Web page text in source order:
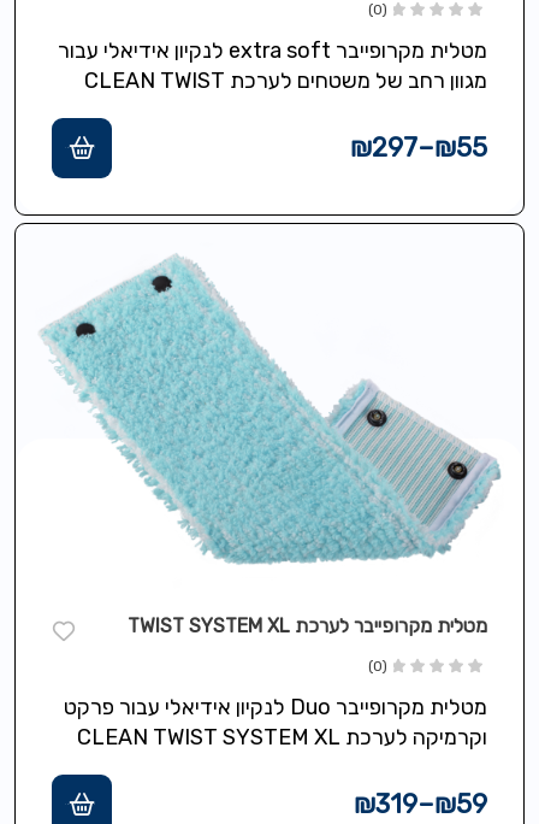
(0)
מטלית מקרופייבר extra soft לנקיון אידיאלי עבור
מגוון רחב של משטחים לערכת CLEAN TWIST
₪55
–
₪297
מטלית מקרופייבר לערכת TWIST SYSTEM XL
(0)
מטלית מקרופייבר Duo לנקיון אידיאלי עבור פרקט
וקרמיקה לערכת CLEAN TWIST SYSTEM XL
₪59
–
₪319